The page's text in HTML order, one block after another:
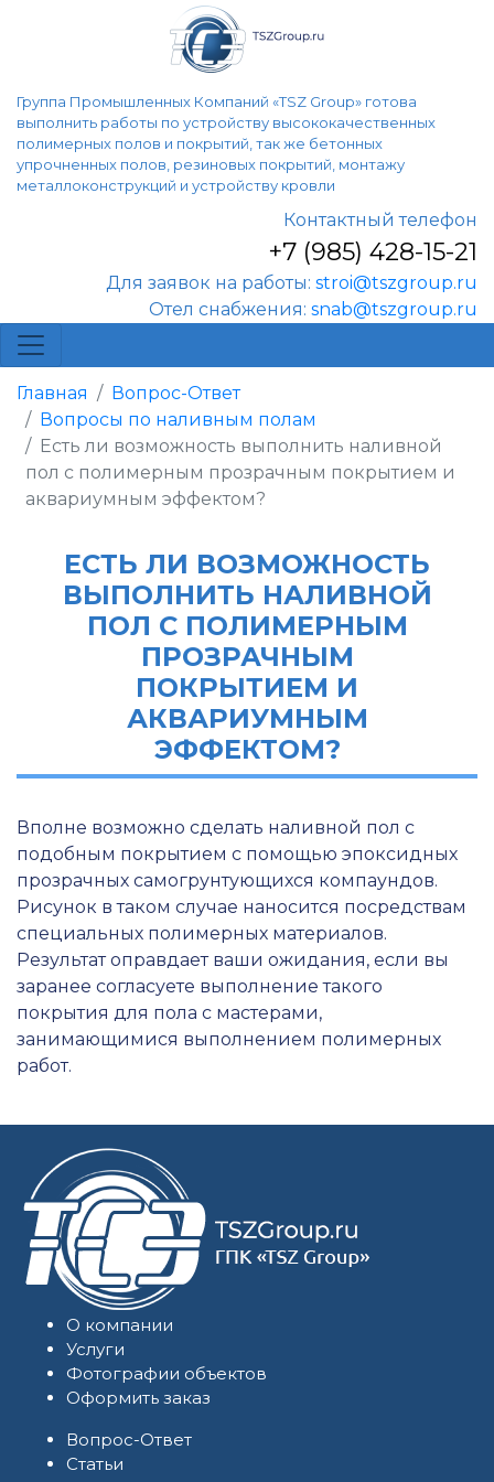
Группа Промышленных Компаний «TSZ Group» готова
выполнить работы по устройству высококачественных
полимерных полов и покрытий, так же бетонных
упрочненных полов, резиновых покрытий, монтажу
металлоконструкций и устройству кровли
Контактный телефон
+7 (985) 428-15-21
Для заявок на работы: stroi@tszgroup.ru
Отел снабжения: snab@tszgroup.ru
Главная
Вопрос-Ответ
Вопросы по наливным полам
Есть ли возможность выполнить наливной
пол с полимерным прозрачным покрытием и
аквариумным эффектом?
ЕСТЬ ЛИ ВОЗМОЖНОСТЬ
ВЫПОЛНИТЬ НАЛИВНОЙ
ПОЛ С ПОЛИМЕРНЫМ
ПРОЗРАЧНЫМ
ПОКРЫТИЕМ И
АКВАРИУМНЫМ
ЭФФЕКТОМ?
Вполне возможно сделать наливной пол с
подобным покрытием с помощью эпоксидных
прозрачных самогрунтующихся компаундов.
Рисунок в таком случае наносится посредствам
специальных полимерных материалов.
Результат оправдает ваши ожидания, если вы
заранее согласуете выполнение такого
покрытия для пола с мастерами,
занимающимися выполнением полимерных
работ.
О компании
Услуги
Фотографии объектов
Оформить заказ
Вопрос-Ответ
Статьи